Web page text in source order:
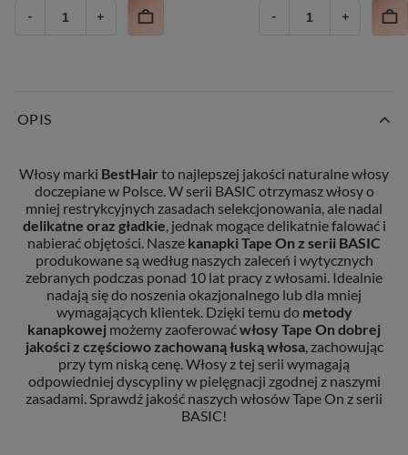
OPIS
Włosy marki BestHair to najlepszej jakości naturalne włosy
doczepiane w Polsce. W serii BASIC otrzymasz włosy o
mniej restrykcyjnych zasadach selekcjonowania, ale nadal
delikatne oraz gładkie , jednak mogące delikatnie falować i
nabierać objętości. Nasze kanapki Tape On z serii BASIC
produkowane są według naszych zaleceń i wytycznych
zebranych podczas ponad 10 lat pracy z włosami. Idealnie
nadają się do noszenia okazjonalnego lub dla mniej
wymagających klientek. Dzięki temu do metody
kanapkowej możemy zaoferowaćwłosy Tape On dobrej
jakości z częściowo zachowaną łuską włosa, zachowując
przy tym niską cenę. Włosy z tej serii wymagają
odpowiedniej dyscypliny w pielęgnacji zgodnej z naszymi
zasadami. Sprawdź jakość naszych włosów Tape On z serii
BASIC!